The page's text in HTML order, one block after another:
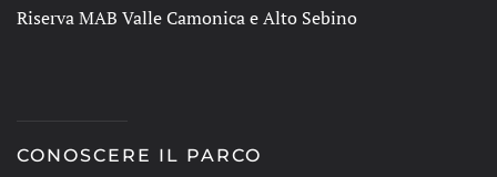
Riserva MAB Valle Camonica e Alto Sebino
CONOSCERE IL PARCO